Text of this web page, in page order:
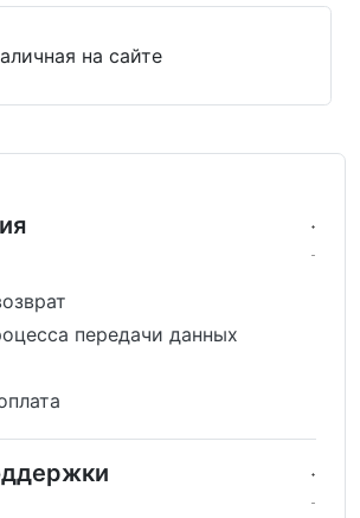
на сайте
передачи данных